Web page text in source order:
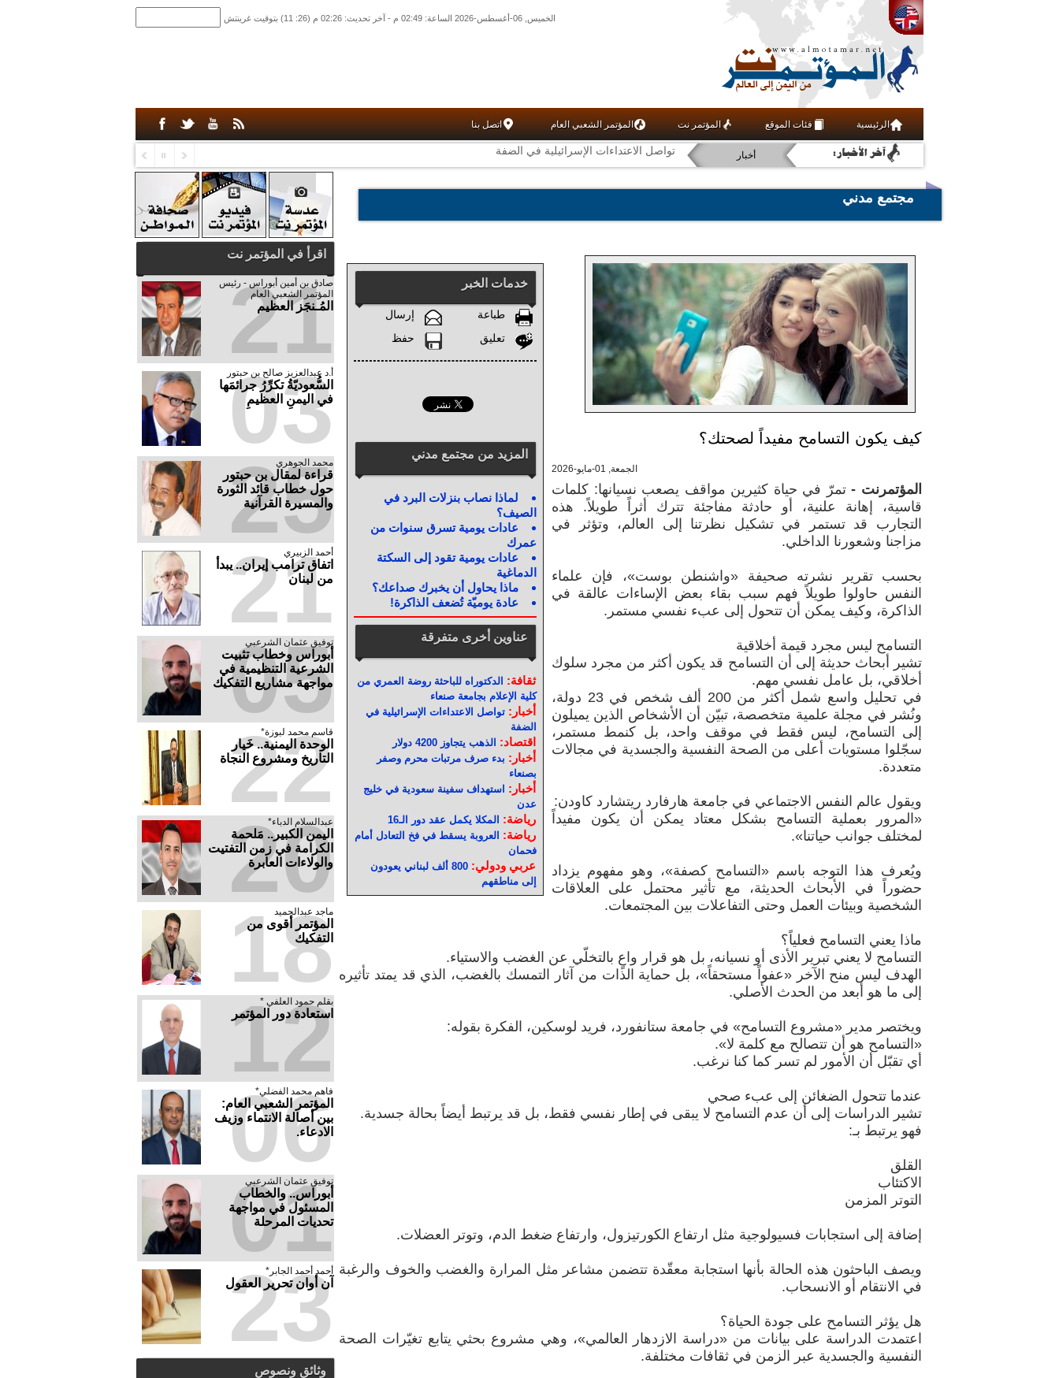
الخميس, 06-أغسطس-2026 الساعة: 02:49 م - آخر تحديث: 02:26 م (26: 11) بتوقيت غرينتش
الرئيسية فئات الموقع المؤتمر نت المؤتمر الشعبي العام اتصل بنا
فنون ومنوعات
أخبار تواصل الاعتداءات الإسرائيلية في الضفة
مجتمع مدني
خدمات الخبر
طباعة
إرسال
تعليق
حفظ
المزيد من مجتمع مدني
لماذا نصاب بنزلات البرد في
الصيف؟
عادات يومية تسرق سنوات من
عمرك
عادات يومية تقود إلى السكتة
الدماغية
ماذا يحاول أن يخبرك صداعك؟
عادة يوميّة تُضعف الذاكرة!
عناوين أخرى متفرقة
ثقافة: الدكتوراه للباحثة روضة العمري من
كلية الإعلام بجامعة صنعاء
أخبار:تواصل الاعتداءات الإسرائيلية في
الضفة
اقتصاد: الذهب يتجاوز 4200 دولار
أخبار: بدء صرف مرتبات محرم وصفر
بصنعاء
أخبار: استهداف سفينة سعودية في خليج
عدن
رياضة: المكلا يكمل عقد دور الـ16
رياضة: العروبة يسقط في فخ التعادل أمام
فحمان
عربي ودولي:
800 ألف لبناني يعودون
إلى مناطقهم
كيف يكون التسامح مفيداً لصحتك؟
الجمعة, 01-مايو-2026
المؤتمرنت -تمرّ في حياة كثيرين مواقف يصعب نسيانها: كلمات
قاسية، إهانة علنية، أو حادثة مفاجئة تترك أثراً طويلاً. هذه
التجارب قد تستمر في تشكيل نظرتنا إلى العالم، وتؤثر في
مزاجنا وشعورنا الداخلي.
بحسب تقرير نشرته صحيفة «واشنطن بوست»، فإن علماء
النفس حاولوا طويلاً فهم سبب بقاء بعض الإساءات عالقة في
الذاكرة، وكيف يمكن أن تتحول إلى عبء نفسي مستمر.
التسامح ليس مجرد قيمة أخلاقية
تشير أبحاث حديثة إلى أن التسامح قد يكون أكثر من مجرد سلوك
أخلاقي، بل عامل نفسي مهم.
في تحليل واسع شمل أكثر من 200 ألف شخص في 23 دولة،
ونُشر في مجلة علمية متخصصة، تبيّن أن الأشخاص الذين يميلون
إلى التسامح، ليس فقط في موقف واحد، بل كنمط مستمر،
سجّلوا مستويات أعلى من الصحة النفسية والجسدية في مجالات
متعددة.
ويقول عالم النفس الاجتماعي في جامعة هارفارد ريتشارد كاودن:
«المرور بعملية التسامح بشكل معتاد يمكن أن يكون مفيداً
لمختلف جوانب حياتنا».
ويُعرف هذا التوجه باسم «التسامح كصفة»، وهو مفهوم يزداد
حضوراً في الأبحاث الحديثة، مع تأثير محتمل على العلاقات
الشخصية وبيئات العمل وحتى التفاعلات بين المجتمعات.
ماذا يعني التسامح فعلياً؟
التسامح لا يعني تبرير الأذى أو نسيانه، بل هو قرار واعٍ بالتخلّي عن الغضب والاستياء.
الهدف ليس منح الآخر «عفواً مستحقاً»، بل حماية الذات من آثار التمسك بالغضب، الذي قد يمتد تأثيره
إلى ما هو أبعد من الحدث الأصلي.
ويختصر مدير «مشروع التسامح» في جامعة ستانفورد، فريد لوسكين، الفكرة بقوله:
«التسامح هو أن تتصالح مع كلمة لا».
أي تقبّل أن الأمور لم تسر كما كنا نرغب.
عندما تتحول الضغائن إلى عبء صحي
تشير الدراسات إلى أن عدم التسامح لا يبقى في إطار نفسي فقط، بل قد يرتبط أيضاً بحالة جسدية.
فهو يرتبط بـ:
القلق
الاكتئاب
التوتر المزمن
إضافة إلى استجابات فسيولوجية مثل ارتفاع الكورتيزول، وارتفاع ضغط الدم، وتوتر العضلات.
ويصف الباحثون هذه الحالة بأنها استجابة معقّدة تتضمن مشاعر مثل المرارة والغضب والخوف والرغبة
في الانتقام أو الانسحاب.
هل يؤثر التسامح على جودة الحياة؟
اعتمدت الدراسة على بيانات من «دراسة الازدهار العالمي»، وهي مشروع بحثي يتابع تغيّرات الصحة
النفسية والجسدية عبر الزمن في ثقافات مختلفة.
اقرأ في المؤتمر نت
صادق‮ ‬بن‮ ‬أمين‮ ‬أبوراس - رئيس‮
‬المؤتمر‮ ‬الشعبي‮ ‬العام
المُـنجَز العظيم
21
أ.د عبدالعزيز صالح بن حبتور
السُّعوديّةُ تكرِّرُ جرائمَها
في اليمنِ العظيمِ
03
محمد الجوهري
قراءة لمقال بن حبتور
حول خطاب قائد الثورة
والمسيرة القرآنية
25
أحمد الزبيري
اتفاق ترامب إيران.. يبدأ
من لبنان
21
توفيق عثمان الشرعبي
أبوراس وخطاب تثبيت
الشرعية التنظيمية في
مواجهة مشاريع التفكيك
05
قاسم محمد لبوزة*
الوحدة اليمنية.. خَيار
التاريخ ومشروع النجاة
22
عبدالسلام الدباء*
​اليمن الكبير.. مَلحمة
الكرامة في زمن التفتيت
والولاءات العابرة
20
ماجد عبدالحميد
المؤتمر أقوى من
التفكيك
18
بقلم حمود العلفي *
استعادة دور المؤتمر
12
فاهم محمد الفضلي*
المؤتمر الشعبي العام:
بين أصالة الانتماء وزيف
الادعاء.
06
توفيق عثمان الشرعبي
أبوراس.. والخطاب
المسئول في مواجهة
تحديات المرحلة
01
أحمد أحمد الجابر*
آن أوان تحرير العقول
23
وثائق ونصوص